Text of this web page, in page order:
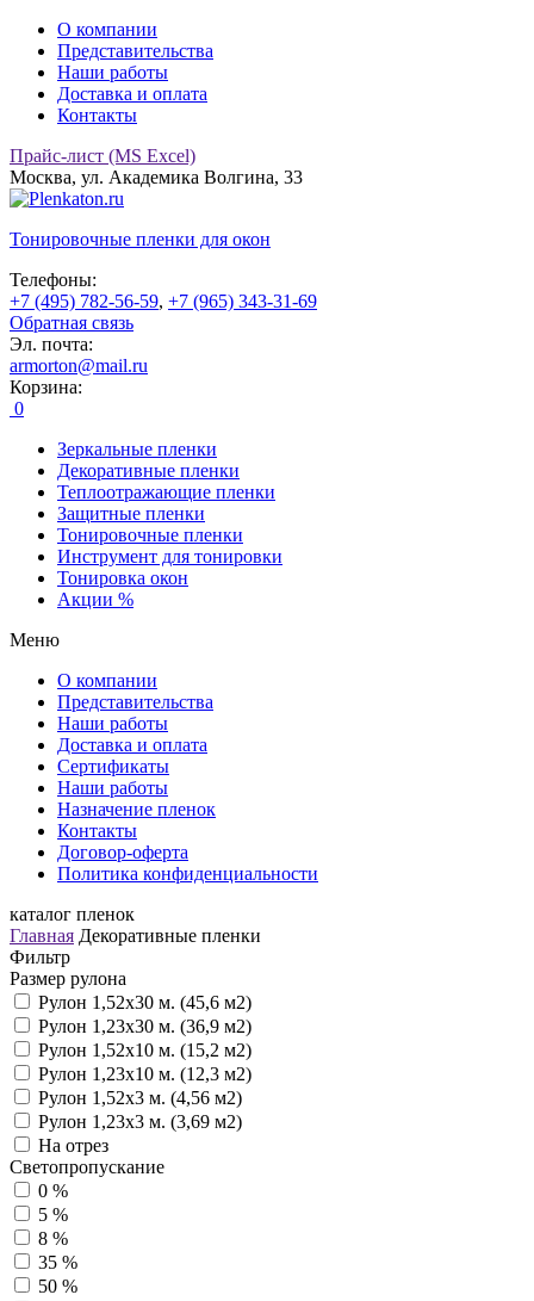
О компании
Представительства
Наши работы
Доставка и оплата
Контакты
Прайс-лист (MS Excel)
Москва, ул. Академика Волгина, 33
Тонировочные пленки для окон
Телефоны:
+7 (495) 782-56-59, +7 (965) 343-31-69
Обратная связь
Эл. почта:
armorton@mail.ru
Корзина:
0
Зеркальные пленки
Декоративные пленки
Теплоотражающие пленки
Защитные пленки
Тонировочные пленки
Инструмент для тонировки
Тонировка окон
Акции %
Меню
О компании
Представительства
Наши работы
Доставка и оплата
Сертификаты
Наши работы
Назначение пленок
Контакты
Договор-оферта
Политика конфиденциальности
каталог пленок
Главная Декоративные пленки
Фильтр
Размер рулона
Рулон 1,52х30 м. (45,6 м2)
Рулон 1,23х30 м. (36,9 м2)
Рулон 1,52х10 м. (15,2 м2)
Рулон 1,23х10 м. (12,3 м2)
Рулон 1,52х3 м. (4,56 м2)
Рулон 1,23х3 м. (3,69 м2)
На отрез
Светопропускание
0 %
5 %
8 %
35 %
50 %